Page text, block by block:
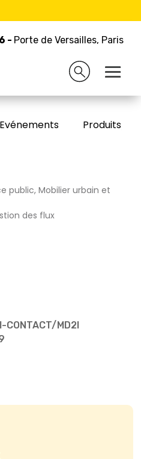
- Porte de Versailles, Paris
- Porte de Versailles, Paris
Evénements Produits/
public, Mobilier urbain et
des flux
CONTACT/MD2I